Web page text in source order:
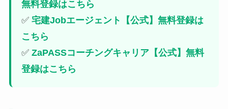
無料登録はこちら
✅ 宅建Jobエージェント【公式】無料登録は
こちら
✅ ZaPASSコーチングキャリア【公式】無料
登録はこちら